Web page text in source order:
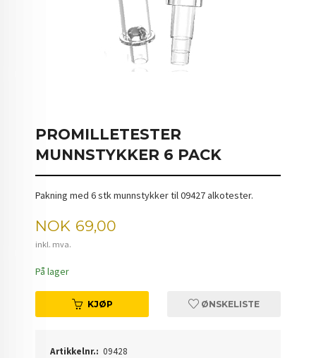
PROMILLETESTER
MUNNSTYKKER 6 PACK
Pakning med 6 stk munnstykker til 09427 alkotester.
Pris
NOK 69,00
inkl. mva.
På lager
KJØP ØNSKELISTE
Artikkelnr.: 09428